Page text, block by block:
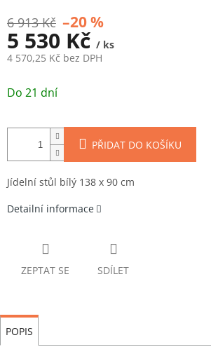
6 913 Kč –20 %
5 530 Kč / ks
4 570,25 Kč bez DPH
cena:
Do 21 dní
PŘIDAT DO KOŠÍKU
Jídelní stůl bílý 138 x 90 cm
Detailní informace
ZEPTAT SE SDÍLET
POPIS